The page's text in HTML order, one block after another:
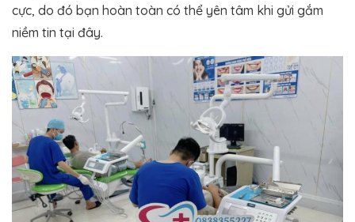
cực, do đó bạn hoàn toàn có thể yên tâm khi gửi gắm
niềm tin tại đây.